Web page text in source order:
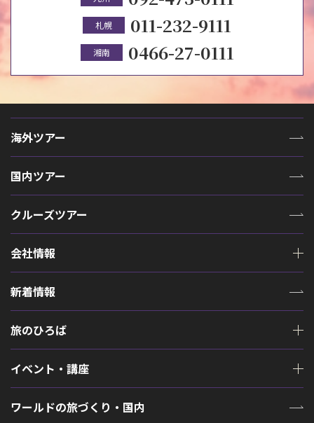
札幌 011-232-9111
湘南 0466-27-0111
海外ツアー
国内ツアー
クルーズツアー
会社情報
新着情報
旅のひろば
イベント・講座
ワールドの旅づくり・国内